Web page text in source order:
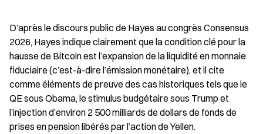
D’après le discours public de Hayes au congrès Consensus
2026, Hayes indique clairement que la condition clé pour la
hausse de Bitcoin est l’expansion de la liquidité en monnaie
fiduciaire (c’est-à-dire l’émission monétaire), et il cite
comme éléments de preuve des cas historiques tels que le
QE sous Obama, le stimulus budgétaire sous Trump et
l’injection d’environ 2 500 milliards de dollars de fonds de
prises en pension libérés par l’action de Yellen.